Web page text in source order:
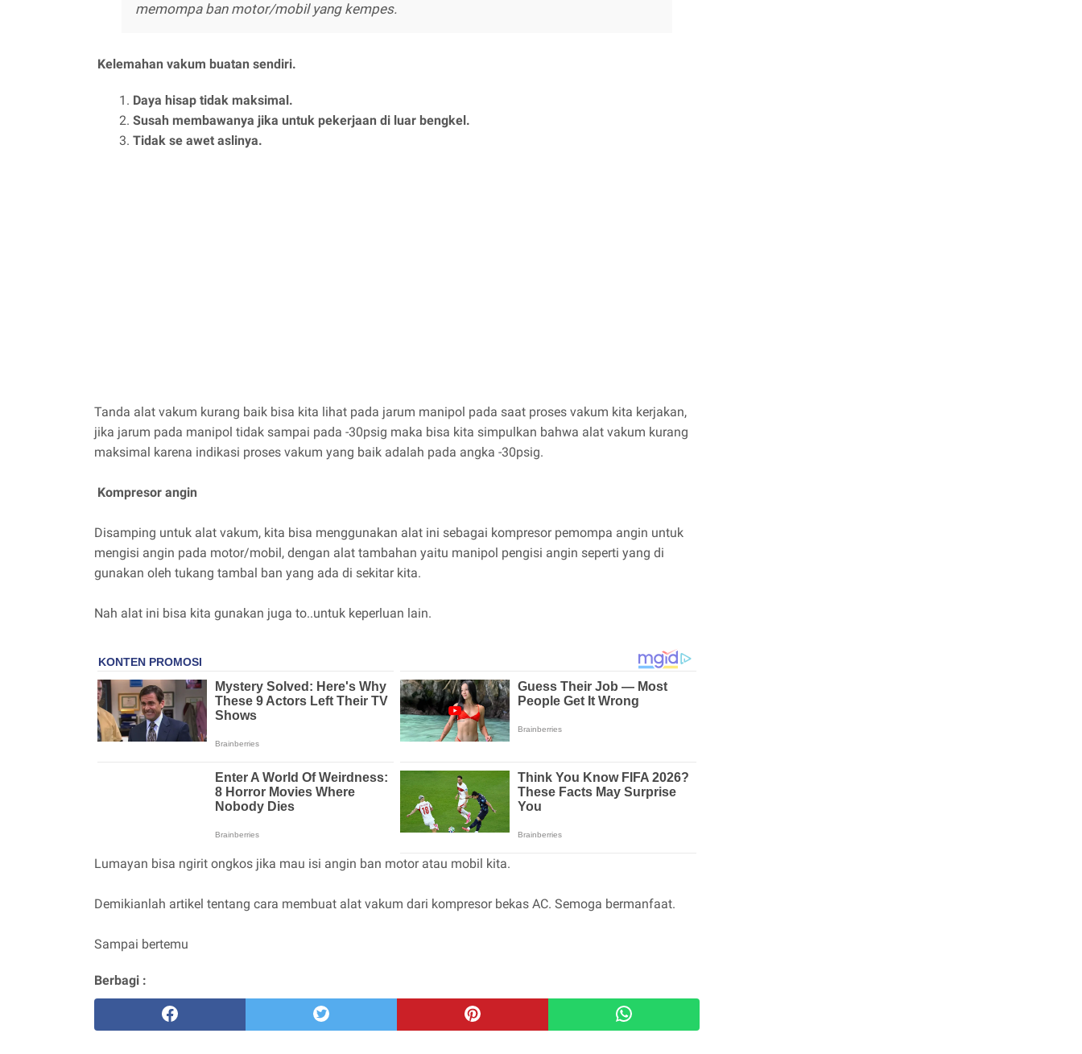
memompa ban motor/mobil yang kempes.
Kelemahan vakum buatan sendiri.
Daya hisap tidak maksimal.
Susah membawanya jika untuk pekerjaan di luar bengkel.
Tidak se awet aslinya.
Tanda alat vakum kurang baik bisa kita lihat pada jarum manipol pada saat proses vakum kita kerjakan,
jika jarum pada manipol tidak sampai pada -30psig maka bisa kita simpulkan bahwa alat vakum kurang
maksimal karena indikasi proses vakum yang baik adalah pada angka -30psig.
Kompresor angin
Disamping untuk alat vakum, kita bisa menggunakan alat ini sebagai kompresor pemompa angin untuk
mengisi angin pada motor/mobil, dengan alat tambahan yaitu manipol pengisi angin seperti yang di
gunakan oleh tukang tambal ban yang ada di sekitar kita.
Nah alat ini bisa kita gunakan juga to..untuk keperluan lain.
Lumayan bisa ngirit ongkos jika mau isi angin ban motor atau mobil kita.
Demikianlah artikel tentang cara membuat alat vakum dari kompresor bekas AC. Semoga bermanfaat.
Sampai bertemu
Berbagi :